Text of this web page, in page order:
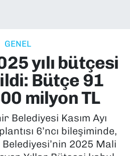
GENEL
yılı bütçesi
Bütçe 91
milyon TL
Belediyesi Kasım Ayı
6’ncı bileşiminde,
2025 Mali
ve Fikstür